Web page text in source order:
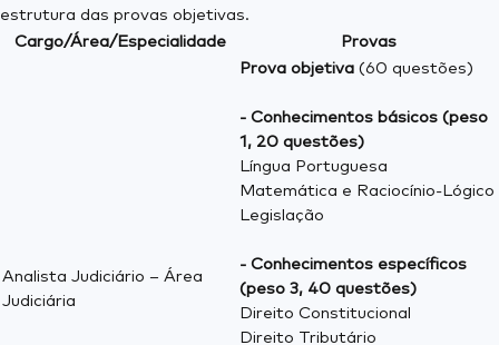
estrutura das provas objetivas.
Cargo/Área/Especialidade
Provas
Analista Judiciário – Área
Judiciária
Prova objetiva (60 questões)
- Conhecimentos básicos (peso
1, 20 questões)
Língua Portuguesa
Matemática e Raciocínio-Lógico
Legislação
- Conhecimentos específicos
(peso 3, 40 questões)
Direito Constitucional
Direito Tributário